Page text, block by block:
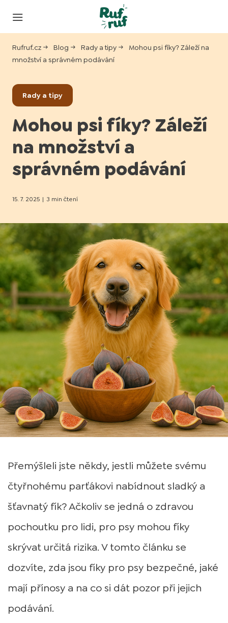
Rufruf.cz Blog Rady a tipy
Mohou psi fíky? Záleží na
množství a správném podávání
Rady a tipy
Mohou psi fíky? Záleží
na množství a
správném podávání
15. 7. 2025 | 3 min čtení
Přemýšleli jste někdy, jestli můžete svému
čtyřnohému parťákovi nabídnout sladký a
šťavnatý fík? Ačkoliv se jedná o zdravou
pochoutku pro lidi, pro psy mohou fíky
skrývat určitá rizika. V tomto článku se
dozvíte, zda jsou fíky pro psy bezpečné, jaké
mají přínosy a na co si dát pozor při jejich
podávání.